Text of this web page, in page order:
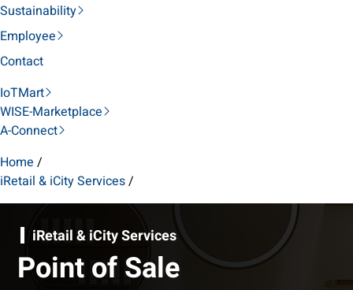
Sustainability
Employee
Contact
IoTMart
WISE-Marketplace
A-Connect
Home /
iRetail & iCity Services/
iRetail & iCity Services
Point of Sale